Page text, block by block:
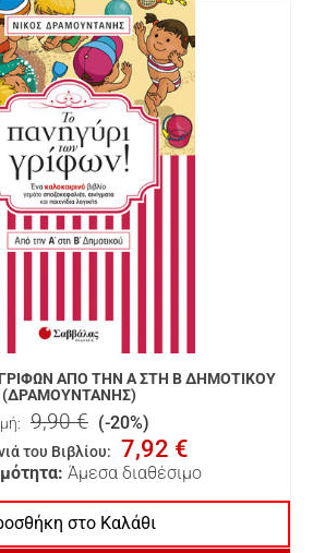
ΑΠΟ ΤΗΝ Α ΣΤΗ Β ΔΗΜΟΤΙΚΟΥ
(ΔΡΑΜΟΥΝΤΑΝΗΣ)
9,90 € (-20%)
του Βιβλίου: 7,92 €
Άμεσα διαθέσιμο
στο Καλάθι